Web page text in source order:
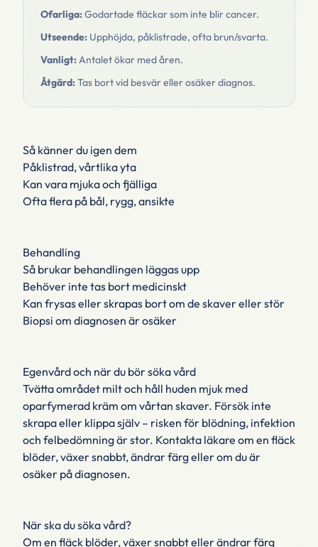
Ofarliga:Godartade fläckar som inte blir cancer.
Utseende: Upphöjda, påklistrade, ofta brun/svarta.
Vanligt:Antalet ökar med åren.
Åtgärd:Tas bort vid besvär eller osäker diagnos.
Så känner du igen dem
Påklistrad, vårtlika yta
Kan vara mjuka och fjälliga
Ofta flera på bål, rygg, ansikte
Behandling
Så brukar behandlingen läggas upp
Behöver inte tas bort medicinskt
Kan frysas eller skrapas bort om de skaver eller stör
Biopsi om diagnosen är osäker
Egenvård och när du bör söka vård
Tvätta området milt och håll huden mjuk med
oparfymerad kräm om vårtan skaver. Försök inte
skrapa eller klippa själv – risken för blödning, infektion
och felbedömning är stor. Kontakta läkare om en fläck
blöder, växer snabbt, ändrar färg eller om du är
osäker på diagnosen.
När ska du söka vård?
Om en fläck blöder, växer snabbt eller ändrar färg